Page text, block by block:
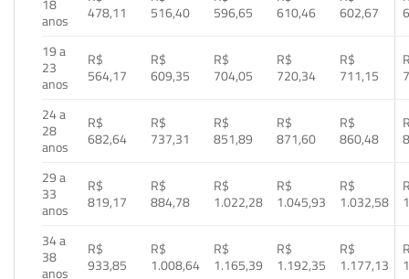
18
anos
478,11
516,40
596,65
610,46
602,67
19 a
23
anos
R$
564,17
R$
609,35
R$
704,05
R$
720,34
R$
711,15
24 a
28
anos
R$
682,64
R$
737,31
R$
851,89
R$
871,60
R$
860,48
29 a
33
anos
R$
819,17
R$
884,78
R$
1.022,28
R$
1.045,93
R$
1.032,58
34 a
38
anos
R$
933,85
R$
1.008,64
R$
1.165,39
R$
1.192,35
R$
1.177,13